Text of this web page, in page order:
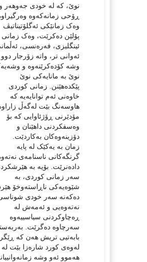
نوێ، کە لە خودی جەوهەر و
ڕۆحی زمانەکەوە
وەک زمانێکی ئەگلۆتیناتیڤ
پۆلێن دەکرێت، وەک زمانی
ئینگلیزی، فەرەنسی،
ئەوانی تر، واتە زۆرجار دوو
وشە کۆدەکرێنەوە و
نوێ بە مانایەکی نوێ
پێکدەهێنن. زمانی کوردی
خاوەنی ئەم توانایەیە کە
هاوسەنگ بێت لەگەڵ
مۆدێرنی ڕۆژئاوایی کە بۆ
وەسفکردنی داهێنان و
دۆزینەوەکان بەکاردێت.
زمان بە یەکێک لە پایە
گرنگەکانی ناسنامەی
دادەنرێت. بۆیە بە
سەر زمانی کوردی، بە
شێوەیەکی ناڕاستەوخۆ
دەکەنە سەر خودی
نەتەوەیی و ئەمەش لە
ڕەچاوکردنی سیاسییەوە
سەرچاوە دەگرێت.
بابەتیی تریش هەن کە
لەوەی کورد شارەزا بێت لە
هەموو ئەو وشە